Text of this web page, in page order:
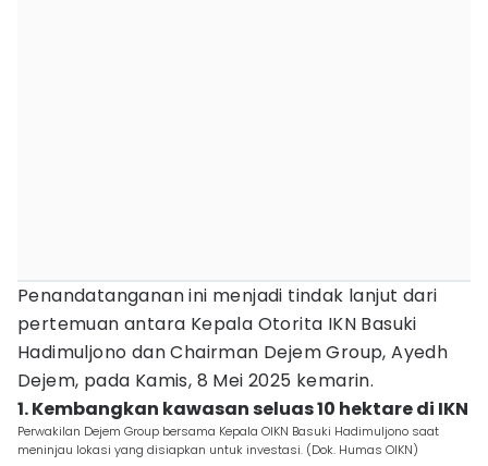
Penandatanganan ini menjadi tindak lanjut dari
pertemuan antara Kepala Otorita IKN Basuki
Hadimuljono dan Chairman Dejem Group, Ayedh
Dejem, pada Kamis, 8 Mei 2025 kemarin.
1. Kembangkan kawasan seluas 10 hektare di IKN
Perwakilan Dejem Group bersama Kepala OIKN Basuki Hadimuljono saat
meninjau lokasi yang disiapkan untuk investasi. (Dok. Humas OIKN)